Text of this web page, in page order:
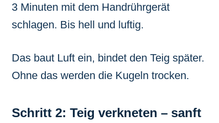
3 Minuten mit dem Handrührgerät
schlagen. Bis hell und luftig.
Das baut Luft ein, bindet den Teig später.
Ohne das werden die Kugeln trocken.
Schritt 2: Teig verkneten – sanft